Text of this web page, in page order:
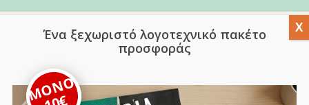
Ένα ξεχωριστό λογοτεχνικό πακέτο
προσφοράς
ΜΟΝΟ